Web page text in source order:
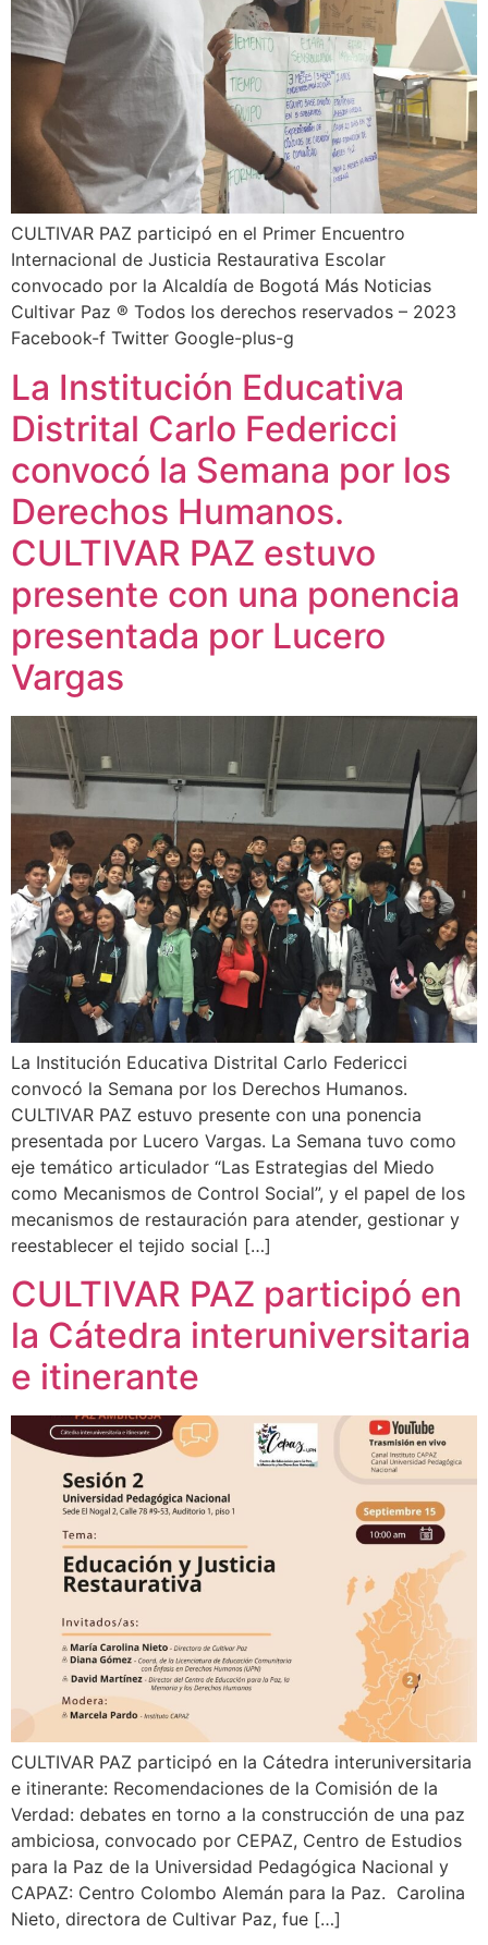
CULTIVAR PAZ participó en el Primer Encuentro
Internacional de Justicia Restaurativa Escolar
convocado por la Alcaldía de Bogotá Más Noticias
Cultivar Paz ® Todos los derechos reservados – 2023
Facebook-f Twitter Google-plus-g
La Institución Educativa
Distrital Carlo Federicci
convocó la Semana por los
Derechos Humanos.
CULTIVAR PAZ estuvo
presente con una ponencia
presentada por Lucero
Vargas
La Institución Educativa Distrital Carlo Federicci
convocó la Semana por los Derechos Humanos.
CULTIVAR PAZ estuvo presente con una ponencia
presentada por Lucero Vargas. La Semana tuvo como
eje temático articulador “Las Estrategias del Miedo
como Mecanismos de Control Social”, y el papel de los
mecanismos de restauración para atender, gestionar y
reestablecer el tejido social […]
CULTIVAR PAZ participó en
la Cátedra interuniversitaria
e itinerante
CULTIVAR PAZ participó en la Cátedra interuniversitaria
e itinerante: Recomendaciones de la Comisión de la
Verdad: debates en torno a la construcción de una paz
ambiciosa, convocado por CEPAZ, Centro de Estudios
para la Paz de la Universidad Pedagógica Nacional y
CAPAZ: Centro Colombo Alemán para la Paz. Carolina
Nieto, directora de Cultivar Paz, fue […]